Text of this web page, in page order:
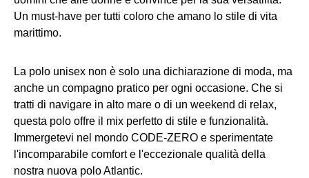
Un must-have per tutti coloro che amano lo stile di vita
marittimo.
La polo unisex non è solo una dichiarazione di moda, ma
anche un compagno pratico per ogni occasione. Che si
tratti di navigare in alto mare o di un weekend di relax,
questa polo offre il mix perfetto di stile e funzionalità.
Immergetevi nel mondo CODE-ZERO e sperimentate
l'incomparabile comfort e l'eccezionale qualità della
nostra nuova polo Atlantic.